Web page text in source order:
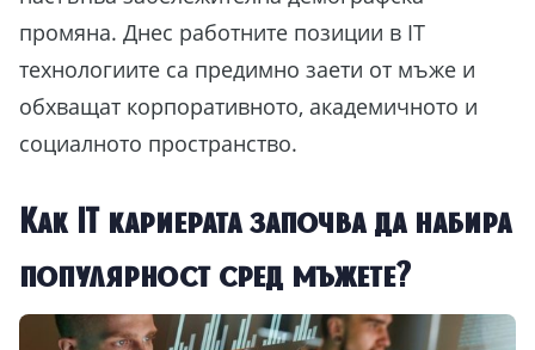
промяна. Днес работните позиции в IT
технологиите са предимно заети от мъже и
обхващат корпоративното, академичното и
социалното пространство.
Как IT кариерата започва да набира
популярност сред мъжете?